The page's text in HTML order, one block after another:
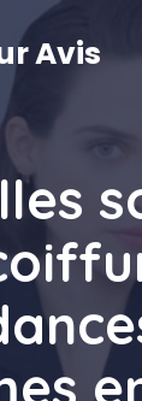
Avis